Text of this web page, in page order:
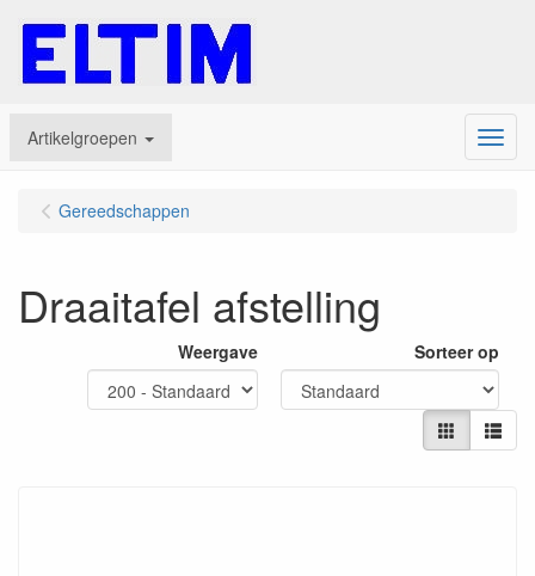
Artikelgroepen Menu
Gereedschappen
Draaitafel afstelling
Weergave Sorteer op